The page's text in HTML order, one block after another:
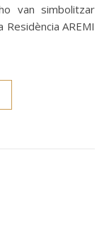
van simbolitzar
AREMI